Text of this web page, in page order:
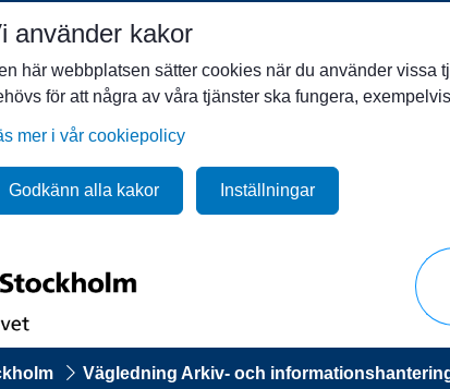
använder kakor
här webbplatsen sätter cookies när du använder vissa
för att några av våra tjänster ska fungera,
mer i vår cookiepolicy
Godkänn alla kakor Inställningar
Vägledning Arkiv- och